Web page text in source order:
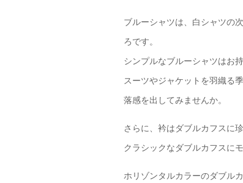
ブルーシャツは、白シャツの
ろです。
シンプルなブルーシャツはお
スーツやジャケットを羽織る
落感を出してみませんか。
さらに、衿はダブルカフスに
クラシックなダブルカフスに
ホリゾンタルカラーのダブル